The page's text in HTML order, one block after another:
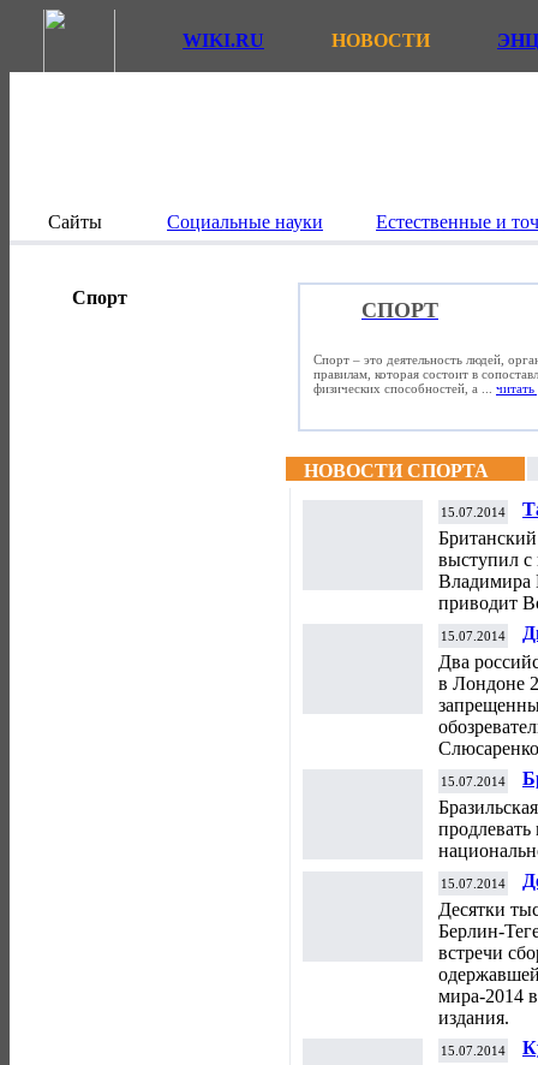
WIKI.RU НОВОСТИ
Сайты Социальные науки Естественные и
Спорт
СПОРТ
Спорт – это деятельность людей,
правилам, которая состоит в
физических способностей, а ... читать
НОВОСТИ СПОРТА
15.07.2014
выступил с
Владимира
приводит
15.07.2014
Два
в Лондоне
15.07.2014
15.07.2014
Десятки
Берлин-
встречи
мира-2014
издания.
15.07.2014